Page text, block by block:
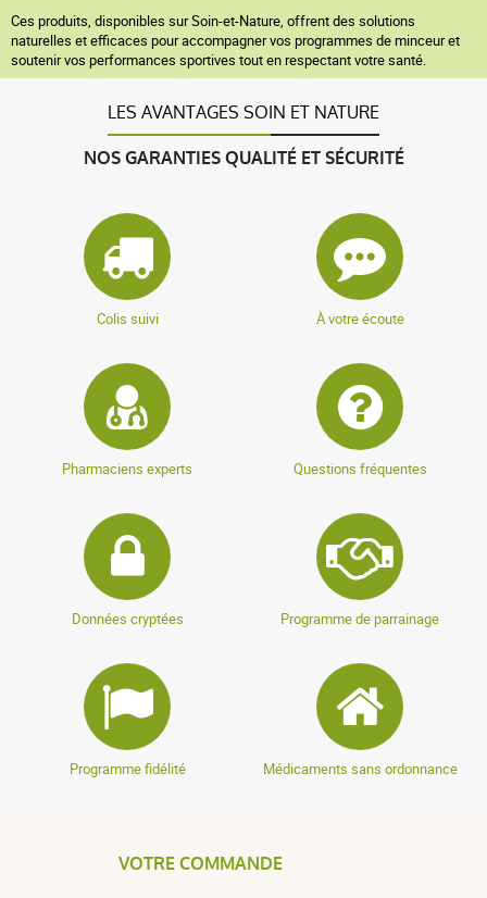
Ces produits, disponibles sur Soin-et-Nature, offrent des solutions
naturelles et efficaces pour accompagner vos programmes de minceur et
soutenir vos performances sportives tout en respectant votre santé.
LES AVANTAGES SOIN ET NATURE
NOS GARANTIES QUALITÉ ET SÉCURITÉ
Colis suivi À votre écoute
Pharmaciens experts Questions fréquentes
Données cryptées Programme de parrainage
Programme fidélité Médicaments sans ordonnance
VOTRE COMMANDE